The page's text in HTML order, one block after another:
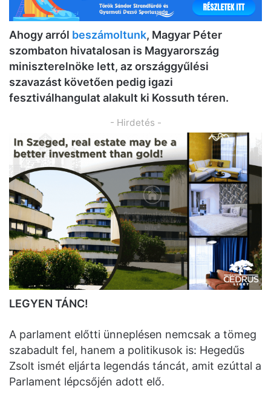
Ahogy arról beszámoltunk, Magyar Péter
szombaton hivatalosan is Magyarország
miniszterelnöke lett, az országgyűlési
szavazást követően pedig igazi
fesztiválhangulat alakult ki Kossuth téren.
- Hirdetés -
LEGYEN TÁNC!
A parlament előtti ünneplésen nemcsak a tömeg
szabadult fel, hanem a politikusok is: Hegedűs
Zsolt ismét eljárta legendás táncát, amit ezúttal a
Parlament lépcsőjén adott elő.